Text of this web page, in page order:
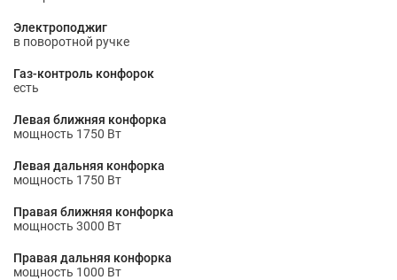
Электроподжиг
в поворотной ручке
Газ-контроль конфорок
есть
Левая ближняя конфорка
мощность 1750 Вт
Левая дальняя конфорка
мощность 1750 Вт
Правая ближняя конфорка
мощность 3000 Вт
Правая дальняя конфорка
мощность 1000 Вт